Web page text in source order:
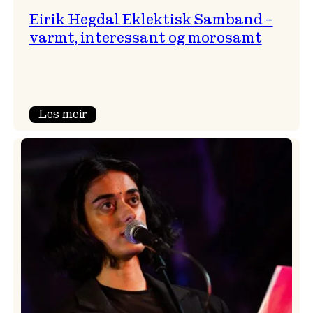
Eirik Hegdal Eklektisk Samband –
varmt, interessant og morosamt
Les meir:
Eklektisk
Samband
–
varmt,
interessant
morosamt